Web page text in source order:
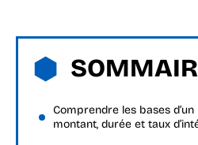
Comprendre les bases
montant, durée et taux